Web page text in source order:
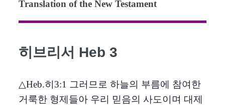
Translation of the New Testament
히브리서 Heb 3
△Heb.히3:1 그러므로 하늘의 부름에 참여한
거룩한 형제들아 우리 믿음의 사도이며 대제